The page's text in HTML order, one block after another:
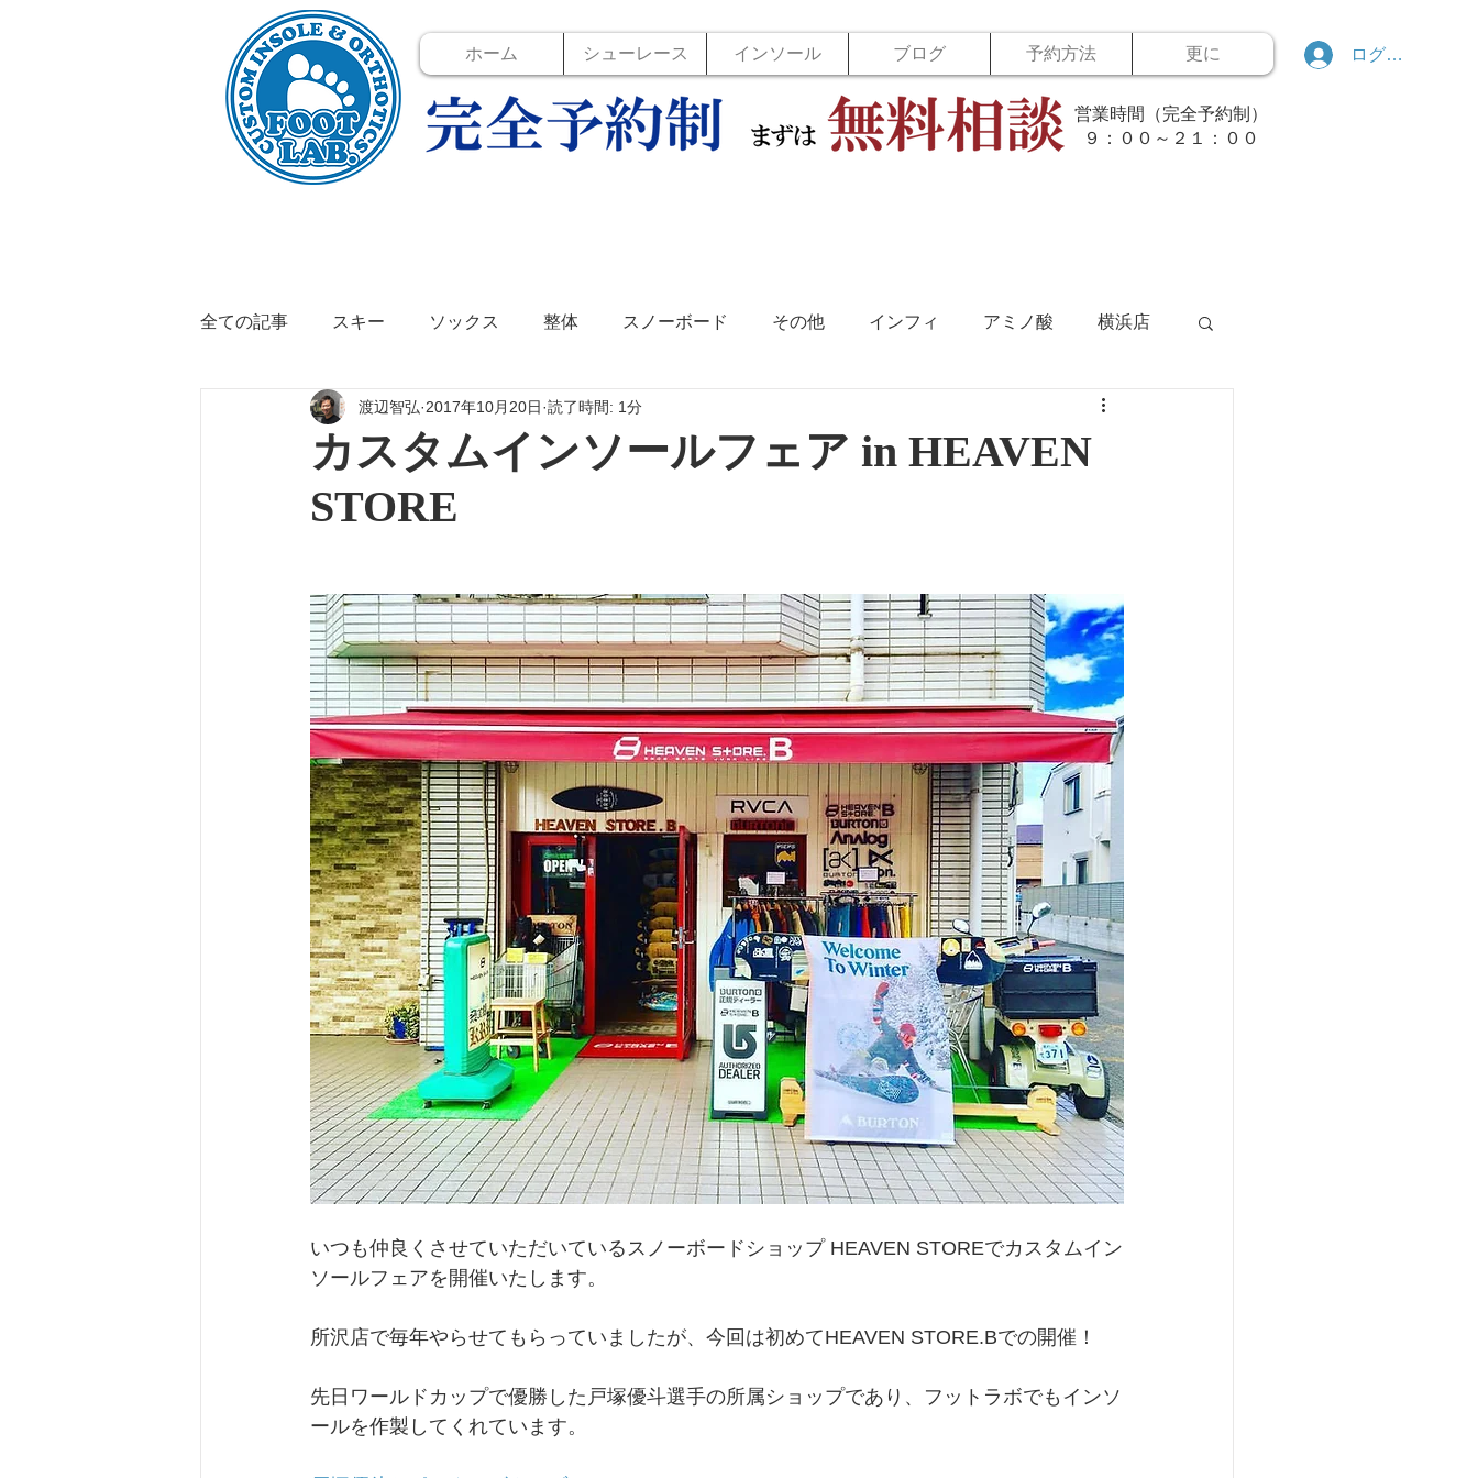
ホーム シューレース インソール ブログ 予約方法 更に
営業時間（完全予約制）
​９：００～２１：００
ログイン
全ての記事 スキー ソックス 整体 スノーボード その他 インフィ アミノ酸 横浜店
イベント インソール フットラボ ボウリング
バスケット 自転車
外反母趾 SPLC
カスタムインソールフェア in HEAVEN
STORE
渡辺智弘 2017年10月20日 読了時間: 1分
いつも仲良くさせていただいているスノーボードショップ HEAVEN STOREでカスタムイン
ソールフェアを開催いたします。
所沢店で毎年やらせてもらっていましたが、今回は初めてHEAVEN STORE.Bでの開催！
先日ワールドカップで優勝した戸塚優斗選手の所属ショップであり、フットラボでもインソ
ールを作製してくれています。